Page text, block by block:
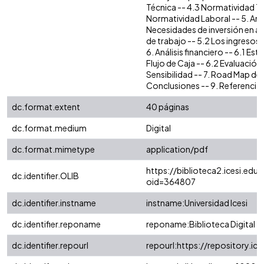
Técnica -- 4.3 Normatividad
Normatividad Laboral -- 5.
Necesidades de inversión en
de trabajo -- 5.2 Los
6. Análisis financiero -- 6.1
Flujo de Caja -- 6.2
Sensibilidad -- 7. Road Map
Conclusiones -- 9.
dc.format.extent
40 páginas
dc.format.medium
Digital
dc.format.mimetype
application/pdf
dc.identifier.OLIB
https://
oid=364807
dc.identifier.instname
instname:Universidad Icesi
dc.identifier.reponame
reponame:Biblioteca Digital
dc.identifier.repourl
repourl:https://